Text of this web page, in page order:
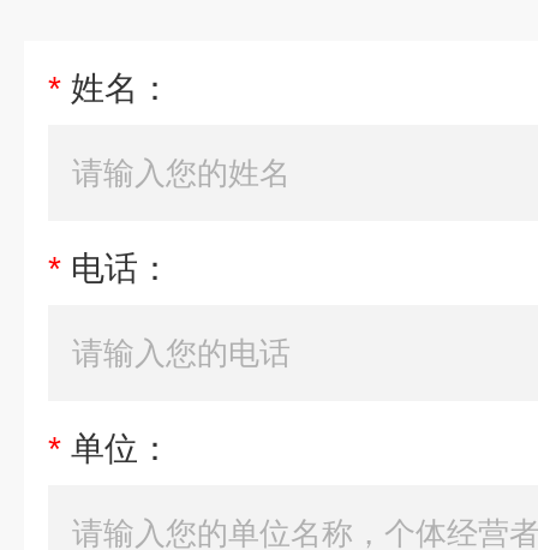
* 姓名：
* 电话：
* 单位：